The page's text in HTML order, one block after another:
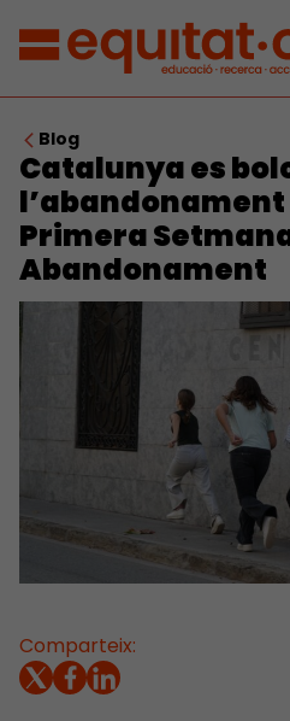
Blog
Catalunya es
Primera
Abandonament
Comparteix: